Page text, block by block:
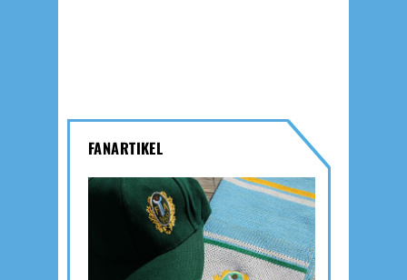
FANARTIKEL